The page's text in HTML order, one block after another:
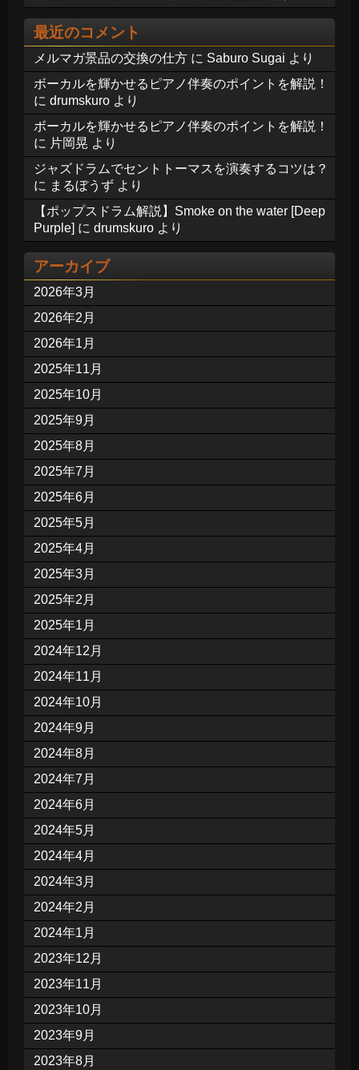
最近のコメント
メルマガ景品の交換の仕方 に Saburo Sugai より
ボーカルを輝かせるピアノ伴奏のポイントを解説！
に drumskuro より
ボーカルを輝かせるピアノ伴奏のポイントを解説！
に 片岡晃 より
ジャズドラムでセントトーマスを演奏するコツは？
に まるぼうず より
【ポップスドラム解説】Smoke on the water [Deep
Purple] に drumskuro より
アーカイブ
2026年3月
2026年2月
2026年1月
2025年11月
2025年10月
2025年9月
2025年8月
2025年7月
2025年6月
2025年5月
2025年4月
2025年3月
2025年2月
2025年1月
2024年12月
2024年11月
2024年10月
2024年9月
2024年8月
2024年7月
2024年6月
2024年5月
2024年4月
2024年3月
2024年2月
2024年1月
2023年12月
2023年11月
2023年10月
2023年9月
2023年8月